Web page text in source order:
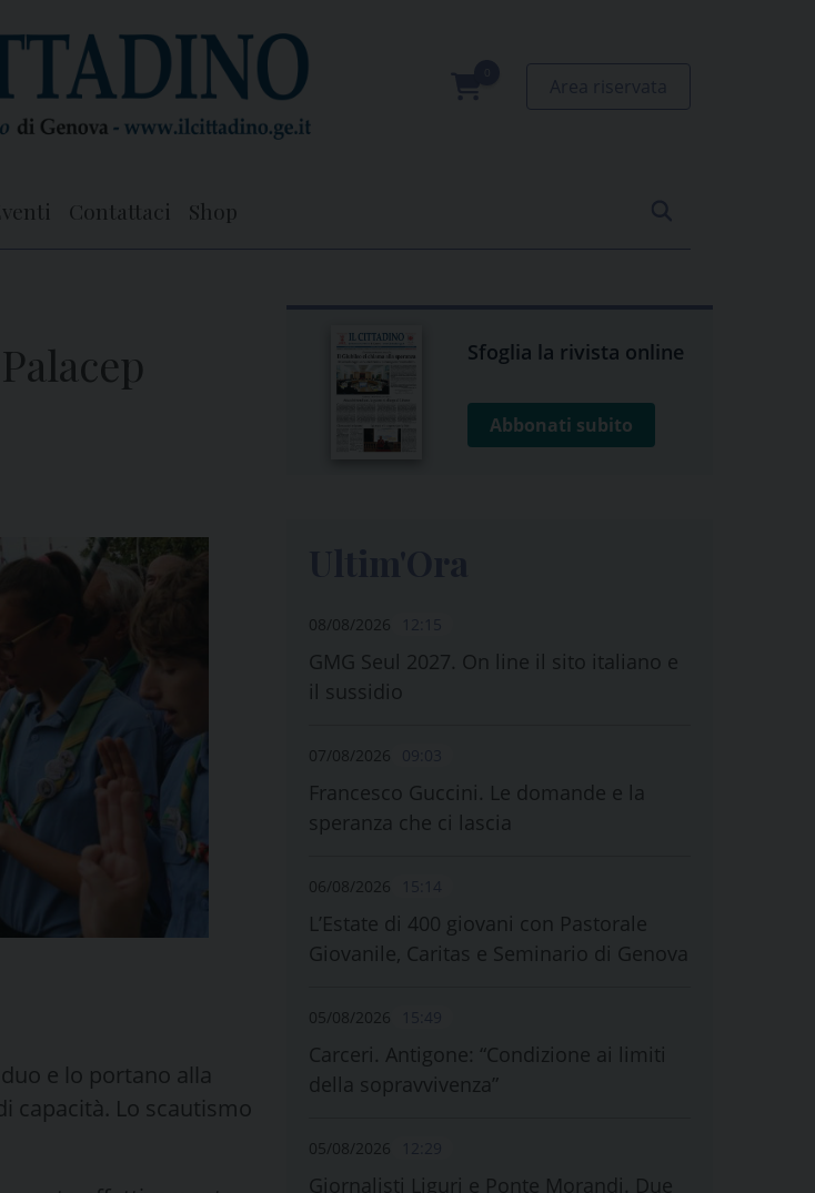
Contattaci Shop
e lo portano alla
capacità. Lo scautismo
Sfoglia la rivista online
Abbonati subito
08/08/2026
GMG Seul 2027. On line il sito italiano e
il sussidio
07/08/2026
Francesco Guccini. Le domande e la
speranza che ci lascia
06/08/2026
L’Estate di 400 giovani con Pastorale
Giovanile, Caritas e Seminario di Genova
05/08/2026
Carceri. Antigone: “Condizione ai limiti
della sopravvivenza”
05/08/2026
Giornalisti Liguri e Ponte Morandi. Due